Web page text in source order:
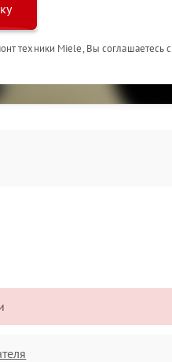
техники Miele, Вы соглашаетесь с